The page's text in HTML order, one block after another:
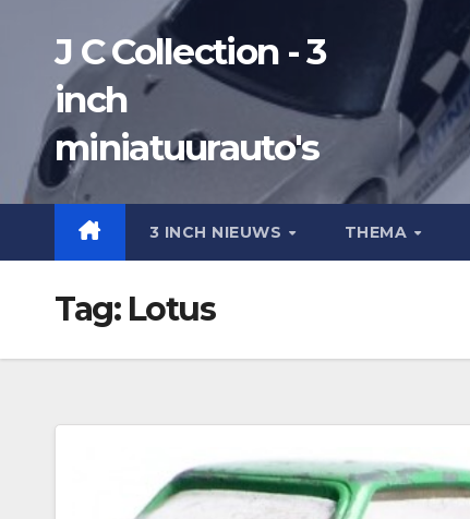
inhoud
J C Collection - 3
inch
miniatuurauto's
3 INCH NIEUWS THEMA
Tag: Lotus